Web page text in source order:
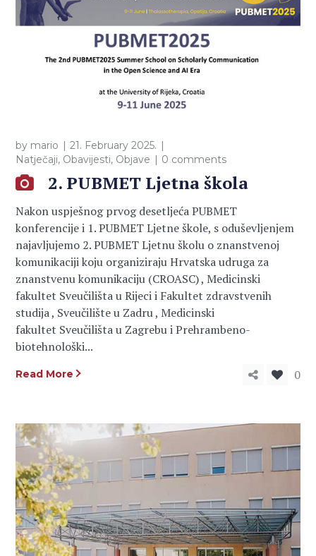
by mario
21. February 2025.
Natječaji, Obavijesti, Objave 0 comments
2. PUBMET Ljetna škola
Nakon uspješnog prvog desetljeća PUBMET
konferencije i 1. PUBMET Ljetne škole, s oduševljenjem
najavljujemo 2. PUBMET Ljetnu školu o znanstvenoj
komunikaciji koju organiziraju Hrvatska udruga za
znanstvenu komunikaciju (CROASC) , Medicinski
fakultet Sveučilišta u Rijeci i Fakultet zdravstvenih
studija , Sveučilište u Zadru , Medicinski
fakultet Sveučilišta u Zagrebu i Prehrambeno-
biotehnološki...
Read More 0